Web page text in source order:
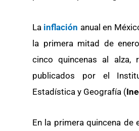
La inflación anual en
la primera mitad de
cinco quincenas al alza,
publicados por el
Estadística y Geografía (
En la primera quincena de